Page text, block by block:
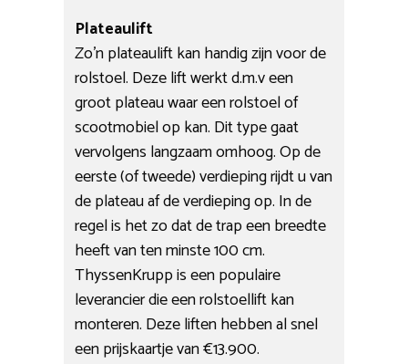
Plateaulift
Zo’n plateaulift kan handig zijn voor de
rolstoel. Deze lift werkt d.m.v een
groot plateau waar een rolstoel of
scootmobiel op kan. Dit type gaat
vervolgens langzaam omhoog. Op de
eerste (of tweede) verdieping rijdt u van
de plateau af de verdieping op. In de
regel is het zo dat de trap een breedte
heeft van ten minste 100 cm.
ThyssenKrupp is een populaire
leverancier die een rolstoellift kan
monteren. Deze liften hebben al snel
een prijskaartje van €13.900.